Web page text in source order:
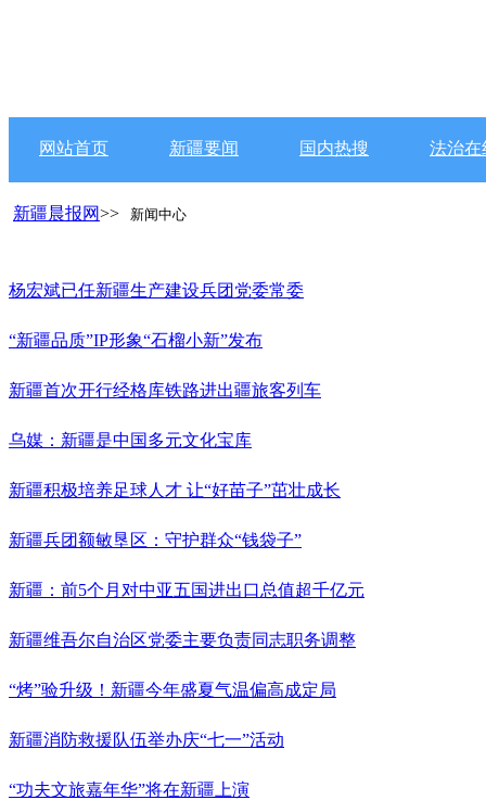
网站首页 新疆要闻 国内热搜 法治在
新疆晨报网>> 新闻中心
杨宏斌已任新疆生产建设兵团党委常委
“新疆品质”IP形象“石榴小新”发布
新疆首次开行经格库铁路进出疆旅客列车
乌媒：新疆是中国多元文化宝库
新疆积极培养足球人才 让“好苗子”茁壮成长
新疆兵团额敏垦区：守护群众“钱袋子”
新疆：前5个月对中亚五国进出口总值超千亿元
新疆维吾尔自治区党委主要负责同志职务调整
“烤”验升级！新疆今年盛夏气温偏高成定局
新疆消防救援队伍举办庆“七一”活动
“功夫文旅嘉年华”将在新疆上演